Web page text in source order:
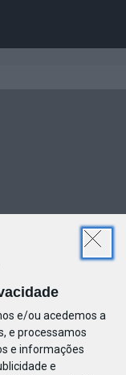
e/ou acedemos a
e processamos
e informações
e